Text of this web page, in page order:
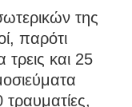
της
παρότι
και 25